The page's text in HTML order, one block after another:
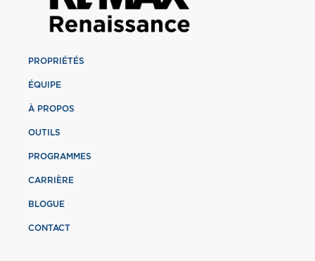
PROPRIÉTÉS
ÉQUIPE
À PROPOS
OUTILS
PROGRAMMES
CARRIÈRE
BLOGUE
CONTACT